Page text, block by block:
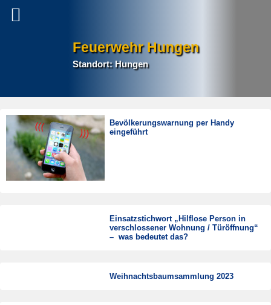
Feuerwehr Hungen
Standort: Hungen
Bevölkerungswarnung per Handy
eingeführt
Einsatzstichwort „Hilflose Person in
verschlossener Wohnung / Türöffnung“
– was bedeutet das?
Weihnachtsbaumsammlung 2023